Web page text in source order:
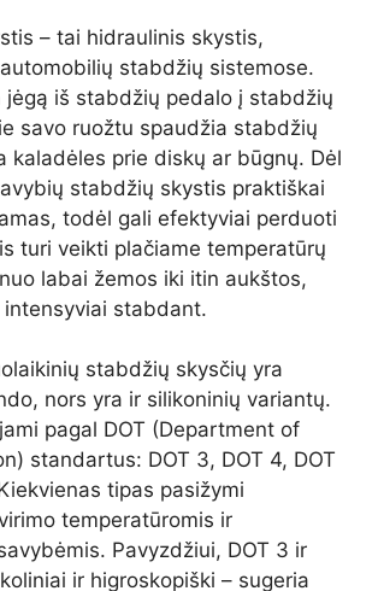
– tai hidraulinis skystis,
stabdžių sistemose.
jėgą iš stabdžių pedalo į stabdžių
savo ruožtu spaudžia stabdžių
kaladėles prie diskų ar būgnų. Dėl
stabdžių skystis praktiškai
todėl gali efektyviai perduoti
turi veikti plačiame temperatūrų
labai žemos iki itin aukštos,
stabdant.
stabdžių skysčių yra
nors yra ir silikoninių variantų.
pagal DOT (Department of
standartus: DOT 3, DOT 4, DOT
tipas pasižymi
temperatūromis ir
Pavyzdžiui, DOT 3 ir
ir higroskopiški – sugeria